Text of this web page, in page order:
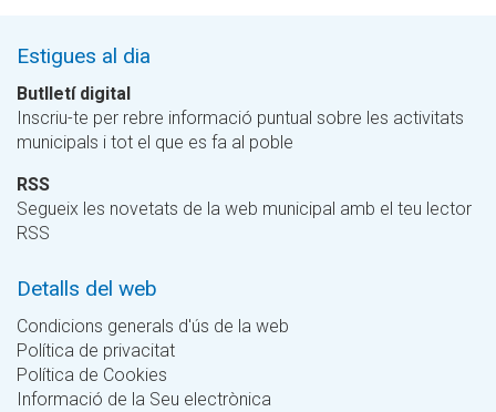
Estigues al dia
Butlletí digital
Inscriu-te per rebre informació puntual sobre les activitats
municipals i tot el que es fa al poble
RSS
Segueix les novetats de la web municipal amb el teu lector
RSS
Detalls del web
Condicions generals d'ús de la web
Política de privacitat
Política de Cookies
Informació de la Seu electrònica